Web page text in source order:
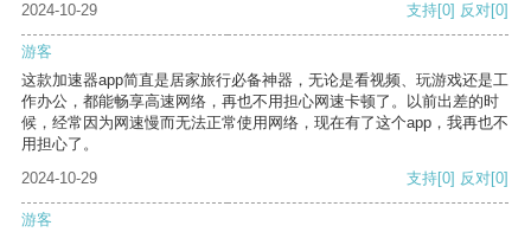
2024-10-29 支持[0] 反对[0]
游客
这款加速器app简直是居家旅行必备神器，无论是看视频、玩游戏还是工
作办公，都能畅享高速网络，再也不用担心网速卡顿了。以前出差的时
候，经常因为网速慢而无法正常使用网络，现在有了这个app，我再也不
用担心了。
2024-10-29
支持[0] 反对[0]
游客